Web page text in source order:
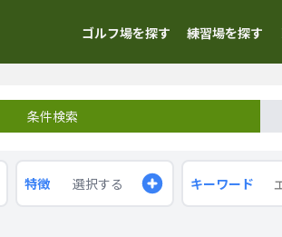
ゴルフ場を探す 練習場を探す
条件検索
特徴 選択する キーワード